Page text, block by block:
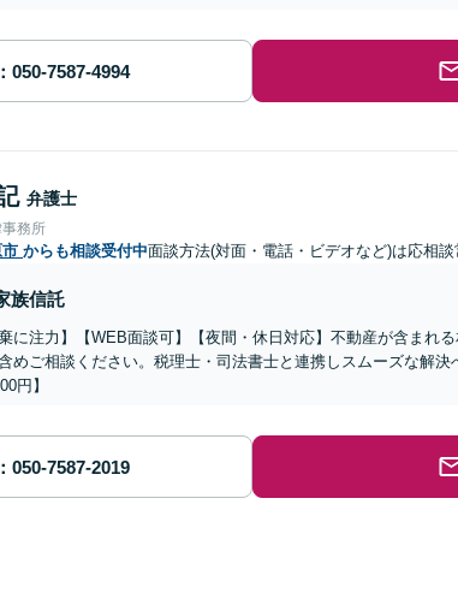
弁護士
務所
からも相談受付中面談方法(対面・電話・ビデオなど)は応相談
族信託
棄に注力】【WEB面談可】【夜間・休日対応】不動産が含まれ
めご相談ください。税理士・司法書士と連携しスムーズな解
円】